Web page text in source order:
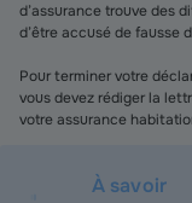
d’assurance trouve des
d’être accusé de fausse
Pour terminer votre
vous devez rédiger la
votre assurance
À savoir